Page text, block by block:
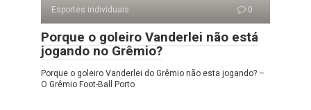
Esportes individuais 0
Porque o goleiro Vanderlei não está
jogando no Grêmio?
Porque o goleiro Vanderlei do Grêmio não esta jogando? –
O Grêmio Foot-Ball Porto